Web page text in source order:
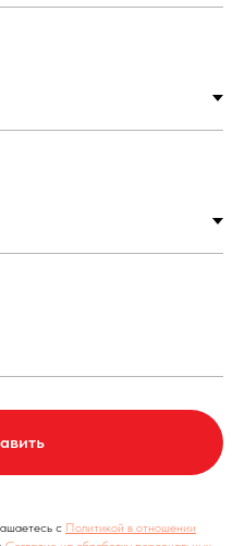
с Политикой в отношении